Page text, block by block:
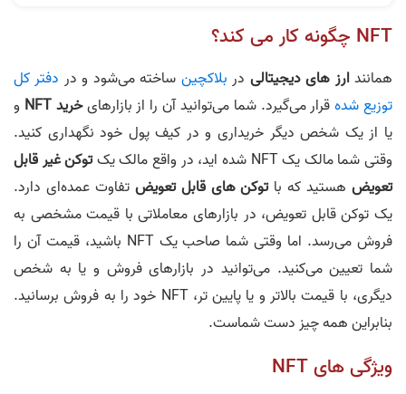
NFT چگونه کار می کند؟
همانندارز های دیجیتالی در بلاکچین ساخته می‌شود و در دفتر کل
توزیع شدهقرار می‌گیرد. شما می‌توانید آن را از بازارهایخرید NFT
و
یا از یک شخص دیگر خریداری و در کیف پول خود نگهداری کنید.
وقتی شما مالک یک NFT شده اید، در واقع مالک یک
توکن غیر قابل
تعویضهستید که باتوکن های قابل تعویض تفاوت عمده‌ای دارد.
یک توکن قابل تعویض، در بازارهای معاملاتی با قیمت مشخصی به
فروش می‌رسد. اما وقتی شما صاحب یک NFT باشید، قیمت آن را
شما تعیین می‌کنید. می‌توانید در بازارهای فروش و یا به شخص
دیگری، با قیمت بالاتر و یا پایین تر، NFT خود را به فروش برسانید.
بنابراین همه چیز دست شماست.
ویژگی های NFT